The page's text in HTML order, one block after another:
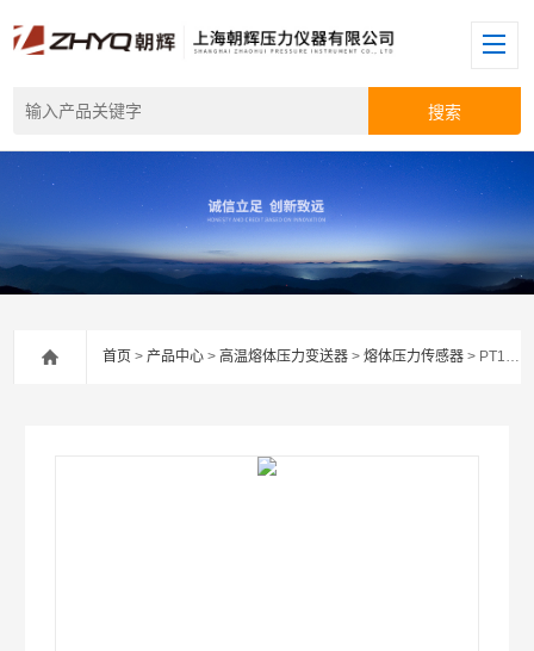
首页 >产品中心 > 高温熔体压力变送器 >熔体压力传感器 > PT124G-123熔体泵高温熔体压力传感器